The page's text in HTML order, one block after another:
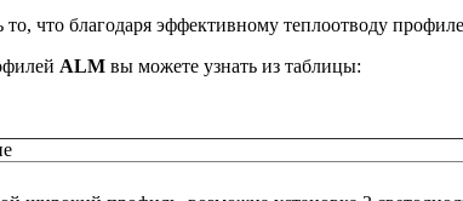
то, что благодаря эффективному теплоотводу
ALM вы можете узнать из таблицы: